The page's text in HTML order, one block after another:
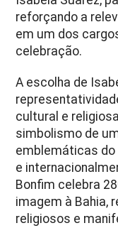
reforçando a
em um dos
celebração.
A escolha de
cultural e
simbolismo de
emblemáticas do
e
Bonfim celebra
imagem à Bahia,
religiosos e